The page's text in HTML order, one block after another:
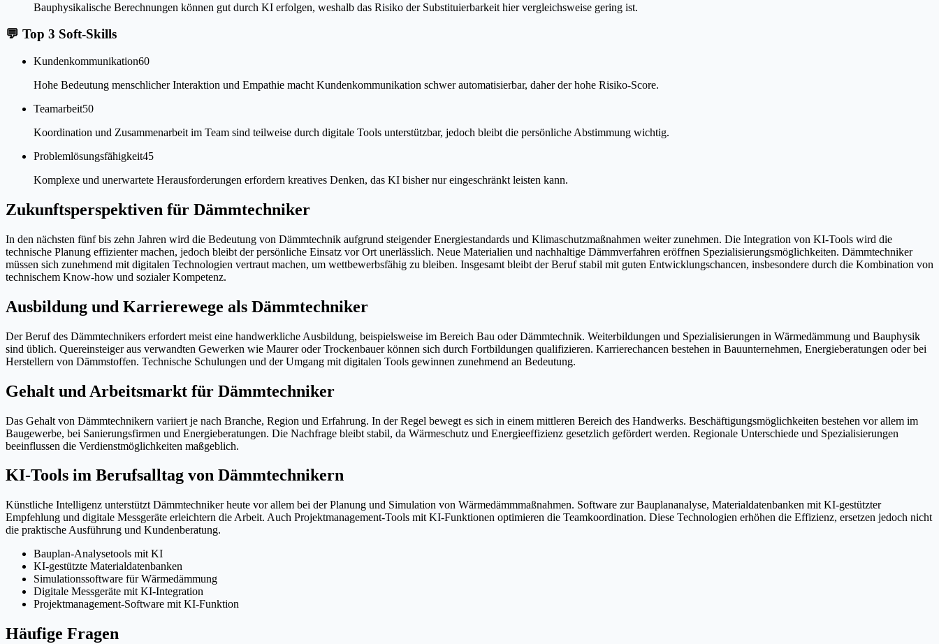
Bauphysikalische Berechnungen können gut durch KI erfolgen, weshalb das Risiko der Substituierbarkeit hier vergleichsweise gering ist.
💬 Top 3 Soft-Skills
Kundenkommunikation60
Hohe Bedeutung menschlicher Interaktion und Empathie macht Kundenkommunikation schwer automatisierbar, daher der hohe Risiko-Score.
Teamarbeit50
Koordination und Zusammenarbeit im Team sind teilweise durch digitale Tools unterstützbar, jedoch bleibt die persönliche Abstimmung wichtig.
Problemlösungsfähigkeit45
Komplexe und unerwartete Herausforderungen erfordern kreatives Denken, das KI bisher nur eingeschränkt leisten kann.
Zukunftsperspektiven für Dämmtechniker
In den nächsten fünf bis zehn Jahren wird die Bedeutung von Dämmtechnik aufgrund steigender Energiestandards und Klimaschutzmaßnahmen weiter zunehmen. Die Integration von KI-Tools wird die
technische Planung effizienter machen, jedoch bleibt der persönliche Einsatz vor Ort unerlässlich. Neue Materialien und nachhaltige Dämmverfahren eröffnen Spezialisierungsmöglichkeiten. Dämmtechniker
müssen sich zunehmend mit digitalen Technologien vertraut machen, um wettbewerbsfähig zu bleiben. Insgesamt bleibt der Beruf stabil mit guten Entwicklungschancen, insbesondere durch die Kombination von
technischem Know-how und sozialer Kompetenz.
Ausbildung und Karrierewege als Dämmtechniker
Der Beruf des Dämmtechnikers erfordert meist eine handwerkliche Ausbildung, beispielsweise im Bereich Bau oder Dämmtechnik. Weiterbildungen und Spezialisierungen in Wärmedämmung und Bauphysik
sind üblich. Quereinsteiger aus verwandten Gewerken wie Maurer oder Trockenbauer können sich durch Fortbildungen qualifizieren. Karrierechancen bestehen in Bauunternehmen, Energieberatungen oder bei
Herstellern von Dämmstoffen. Technische Schulungen und der Umgang mit digitalen Tools gewinnen zunehmend an Bedeutung.
Gehalt und Arbeitsmarkt für Dämmtechniker
Das Gehalt von Dämmtechnikern variiert je nach Branche, Region und Erfahrung. In der Regel bewegt es sich in einem mittleren Bereich des Handwerks. Beschäftigungsmöglichkeiten bestehen vor allem im
Baugewerbe, bei Sanierungsfirmen und Energieberatungen. Die Nachfrage bleibt stabil, da Wärmeschutz und Energieeffizienz gesetzlich gefördert werden. Regionale Unterschiede und Spezialisierungen
beeinflussen die Verdienstmöglichkeiten maßgeblich.
KI-Tools im Berufsalltag von Dämmtechnikern
Künstliche Intelligenz unterstützt Dämmtechniker heute vor allem bei der Planung und Simulation von Wärmedämmmaßnahmen. Software zur Bauplananalyse, Materialdatenbanken mit KI-gestützter
Empfehlung und digitale Messgeräte erleichtern die Arbeit. Auch Projektmanagement-Tools mit KI-Funktionen optimieren die Teamkoordination. Diese Technologien erhöhen die Effizienz, ersetzen jedoch nicht
die praktische Ausführung und Kundenberatung.
Bauplan-Analysetools mit KI
KI-gestützte Materialdatenbanken
Simulationssoftware für Wärmedämmung
Digitale Messgeräte mit KI-Integration
Projektmanagement-Software mit KI-Funktion
Häufige Fragen